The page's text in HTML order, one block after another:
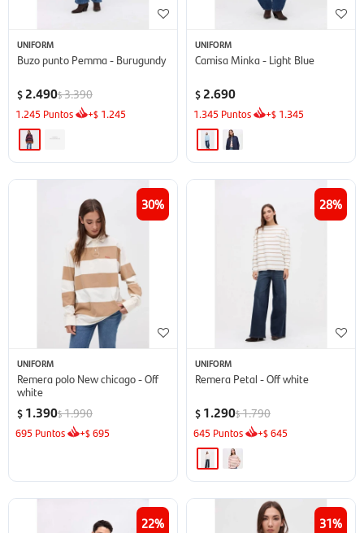
UNIFORM
Buzo punto Pemma - Burugundy
$ 2.490$3.390
1.245 Puntos +$ 1.245
UNIFORM
Camisa Minka - Light Blue
$ 2.690
1.345 Puntos +$ 1.345
30
UNIFORM
Remera polo New chicago - Off
white
$ 1.390$1.990
695 Puntos +$695
28
UNIFORM
Remera Petal - Off white
$ 1.290$1.790
645 Puntos +$645
22 31